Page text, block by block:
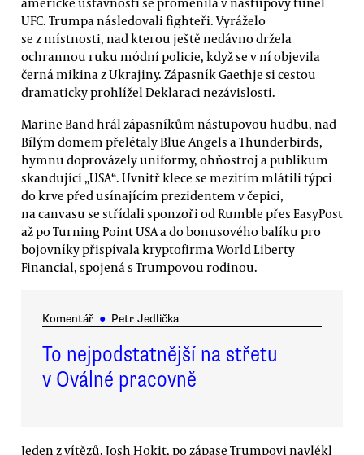
UFC. Trumpa následovali fighteři. Vyráželo
se z místnosti, nad kterou ještě nedávno držela
ochrannou ruku módní policie, když se v ní objevila
černá mikina z Ukrajiny. Zápasník Gaethje si cestou
dramaticky prohlížel Deklaraci nezávislosti.
Marine Band hrál zápasníkům nástupovou hudbu, nad
Bílým domem přelétaly Blue Angels a Thunderbirds,
hymnu doprovázely uniformy, ohňostroj a publikum
skandující „USA“. Uvnitř klece se mezitím mlátili týpci
do krve před usínajícím prezidentem v čepici,
na canvasu se střídali sponzoři od Rumble přes EasyPost
až po Turning Point USA a do bonusového balíku pro
bojovníky přispívala kryptofirma World Liberty
Financial, spojená s Trumpovou rodinou.
Komentář ● Petr Jedlička
To nejpodstatnější na střetu
v Oválné pracovně
Jeden z vítězů, Josh Hokit, po zápase Trumpovi navlékl